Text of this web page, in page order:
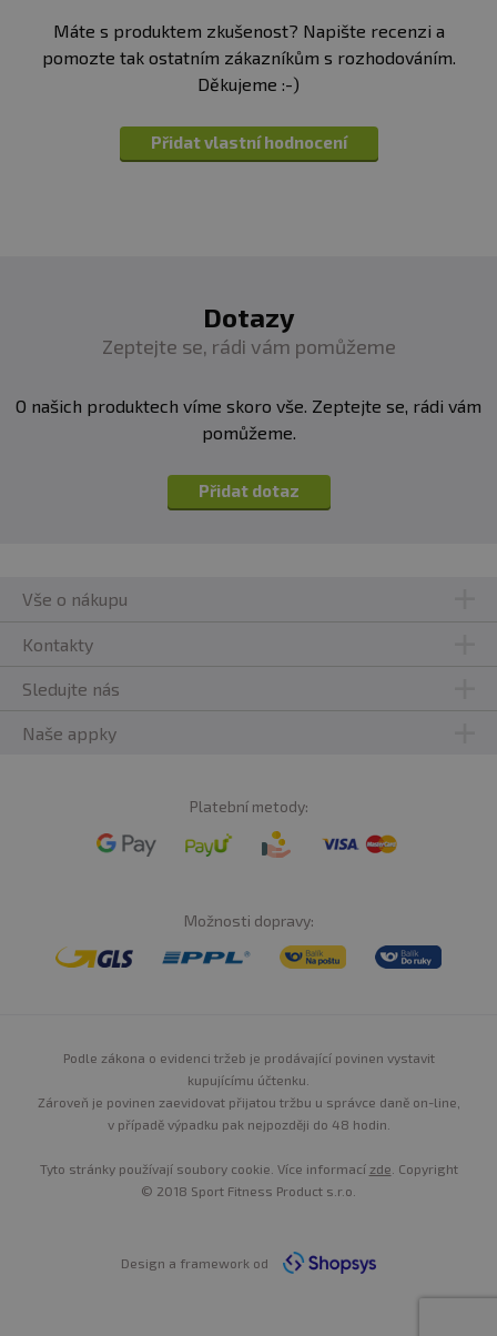
Máte s produktem zkušenost? Napište recenzi a
pomozte tak ostatním zákazníkům s rozhodováním.
Děkujeme :-)
Přidat vlastní hodnocení
Dotazy
Zeptejte se, rádi vám pomůžeme
O našich produktech víme skoro vše. Zeptejte se, rádi vám
pomůžeme.
Přidat dotaz
Vše o nákupu
Kontakty
Sledujte nás
Naše appky
Platební metody:
Možnosti dopravy:
Podle zákona o evidenci tržeb je prodávající povinen vystavit
kupujícímu účtenku.
Zároveň je povinen zaevidovat přijatou tržbu u správce daně on-line,
v případě výpadku pak nejpozději do 48 hodin.
Tyto stránky používají soubory cookie. Více informací zde . Copyright
© 2018 Sport Fitness Product s.r.o.
Design a framework od